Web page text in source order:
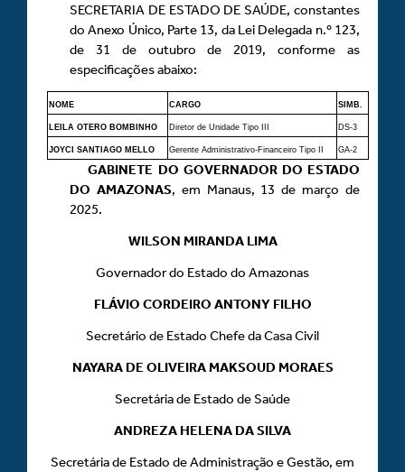
SECRETARIA DE ESTADO DE SAÚDE, constantes
do Anexo Único, Parte 13, da Lei Delegada n.º 123,
de 31 de outubro de 2019, conforme as
especificações abaixo:
NOME CARGO SIMB.
LEILA OTERO BOMBINHO Diretor de Unidade Tipo III DS-3
JOYCI SANTIAGO MELLO Gerente Administrativo-Financeiro Tipo II GA-2
GABINETE DO GOVERNADOR DO ESTADO
DO AMAZONAS, em Manaus, 13 de março de
2025.
WILSON MIRANDA LIMA
Governador do Estado do Amazonas
FLÁVIO CORDEIRO ANTONY FILHO
Secretário de Estado Chefe da Casa Civil
NAYARA DE OLIVEIRA MAKSOUD MORAES
Secretária de Estado de Saúde
ANDREZA HELENA DA SILVA
Secretária de Estado de Administração e Gestão, em